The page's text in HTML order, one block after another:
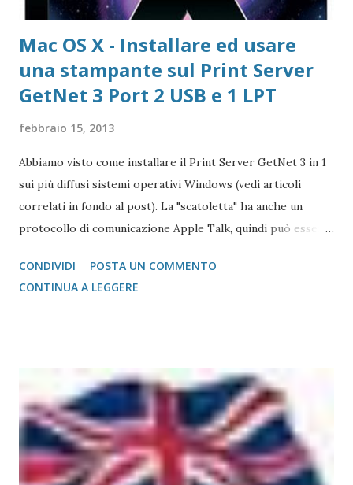
Mac OS X - Installare ed usare
una stampante sul Print Server
GetNet 3 Port 2 USB e 1 LPT
febbraio 15, 2013
Abbiamo visto come installare il Print Server GetNet 3 in 1
sui più diffusi sistemi operativi Windows (vedi articoli
correlati in fondo al post). La "scatoletta" ha anche un
protocollo di comunicazione Apple Talk, quindi può essere
gestione post script integrata (quasi tutte le stampanti
salvo quelle del gruppo Ricoh che hanno bisogno di un
non è necessario scegliere tra moltissimi modelli, ma si
gestisce in modo più semplice. Purtroppo sul Mac non è
possibile (allo stato attuale) collegare print server di tipo
TP-Link, ovvero replicatori di porta USB su Lan, in quanto
non esiste un driver adatto. Detto questo, consideriamo la
CONDIVIDI
POSTA UN COMMENTO
CONTINUA A LEGGERE